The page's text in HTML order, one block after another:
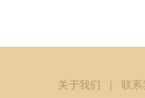
关于我们 | 联